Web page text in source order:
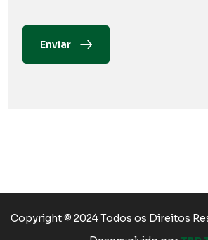
Enviar
Copyright © 2024 Todos os Direitos